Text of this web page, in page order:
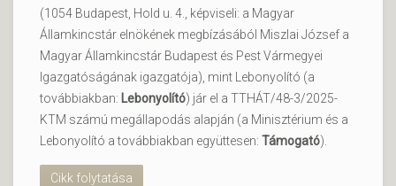
(1054 Budapest, Hold u. 4., képviseli: a Magyar
Államkincstár elnökének megbízásából Miszlai József a
Magyar Államkincstár Budapest és Pest Vármegyei
Igazgatóságának igazgatója), mint Lebonyolító (a
továbbiakban: Lebonyolító) jár el a TTHÁT/48-3/2025-
KTM számú megállapodás alapján (a Minisztérium és a
Lebonyolító a továbbiakban együttesen: Támogató).
Cikk folytatása